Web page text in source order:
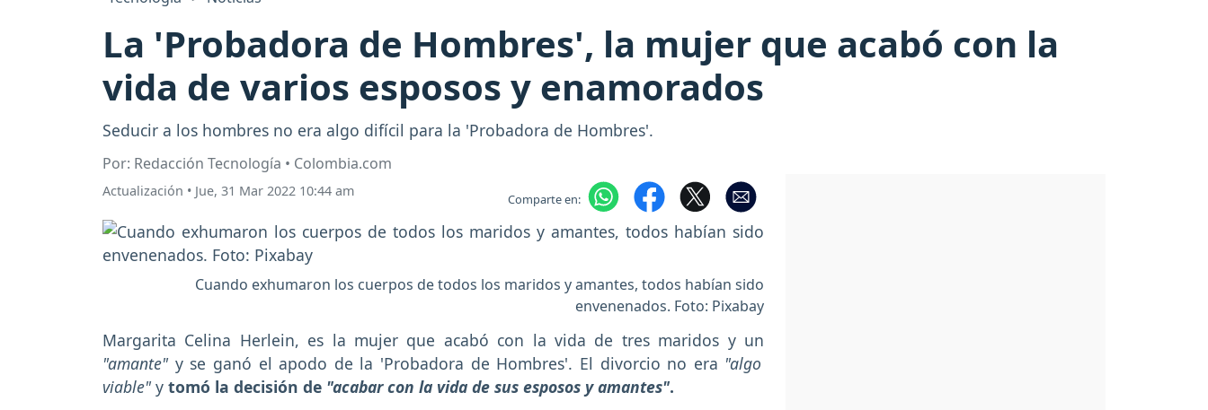
La 'Probadora de Hombres', la mujer que acabó con la
vida de varios esposos y enamorados
Seducir a los hombres no era algo difícil para la 'Probadora de Hombres'.
Por: Redacción Tecnología • Colombia.com
Actualización • Jue, 31 Mar 2022 10:44 am Comparte en:
Cuando exhumaron los cuerpos de todos los maridos y amantes, todos habían sido
envenenados. Foto: Pixabay
Margarita Celina Herlein, es la mujer que acabó con la vida de tres maridos y un
"amante" y se ganó el apodo de la 'Probadora de Hombres'. El divorcio no era "algo
viable" y tomó la decisión de "acabar con la vida de sus esposos y amantes".